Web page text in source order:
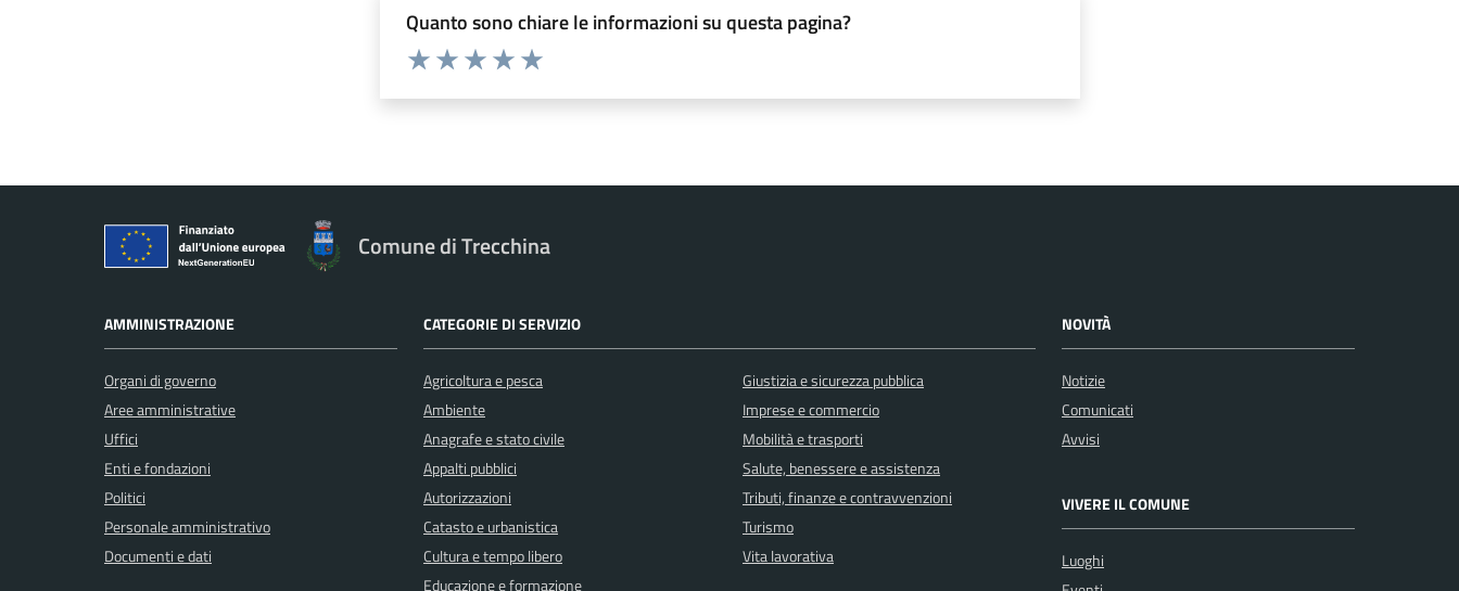
Quanto sono chiare le informazioni su questa pagina?
Comune di Trecchina
AMMINISTRAZIONE
Organi di governo
Aree amministrative
Uffici
Enti e fondazioni
Politici
Personale amministrativo
Documenti e dati
CATEGORIE DI SERVIZIO
Agricoltura e pesca
Ambiente
Anagrafe e stato civile
Appalti pubblici
Autorizzazioni
Catasto e urbanistica
Cultura e tempo libero
Educazione e formazione
Giustizia e sicurezza pubblica
Imprese e commercio
Mobilità e trasporti
Salute, benessere e assistenza
Tributi, finanze e contravvenzioni
Turismo
Vita lavorativa
NOVITÀ
Notizie
Comunicati
Avvisi
VIVERE IL COMUNE
Luoghi